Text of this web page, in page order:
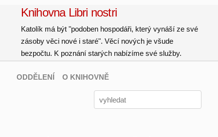
Knihovna Libri nostri
Katolík má být "podoben hospodáři, který vynáší ze své
zásoby věci nové i staré". Věcí nových je všude
bezpočtu. K poznání starých nabízíme své služby.
ODDĚLENÍ O KNIHOVNĚ